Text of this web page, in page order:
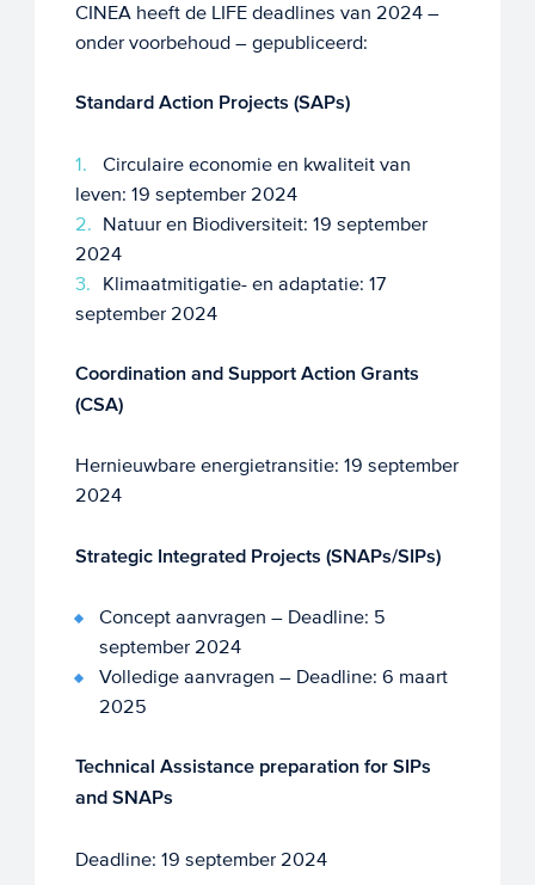
CINEA heeft de LIFE deadlines van 2024 –
onder voorbehoud – gepubliceerd:
Standard Action Projects (SAPs)
Circulaire economie en kwaliteit van
leven: 19 september 2024
Natuur en Biodiversiteit: 19 september
2024
Klimaatmitigatie- en adaptatie: 17
september 2024
Coordination and Support Action Grants
(CSA)
Hernieuwbare energietransitie: 19 september
2024
Strategic Integrated Projects (SNAPs/SIPs)
Concept aanvragen – Deadline: 5
september 2024
Volledige aanvragen – Deadline: 6 maart
2025
Technical Assistance preparation for SIPs
and SNAPs
Deadline: 19 september 2024